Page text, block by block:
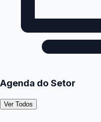
Agenda do Setor
Ver Todos